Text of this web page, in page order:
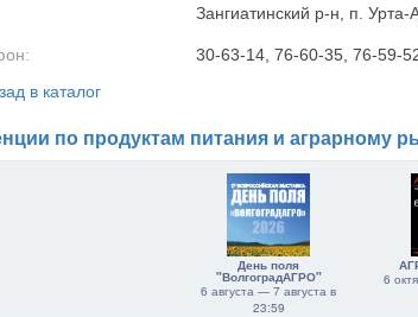
Зангиатинский р-н, п. Урта-
30-63-14, 76-60-35, 76-59-
в каталог
по продуктам питания и аграрному
День поля
"ВолгоградАГРО"
6 августа — 7 августа в
23:59
6